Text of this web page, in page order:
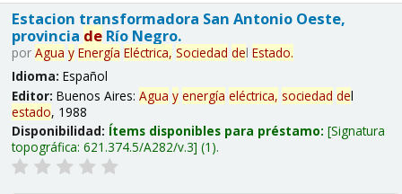
Estacion transformadora San Antonio Oeste,
provincia deRío Negro.
por Agua y Energía Eléctrica, Sociedad del Estado.
Idioma: Español
Editor: Buenos Aires: Agua y energía eléctrica, sociedad del
estado, 1988
Disponibilidad: Ítems disponibles para préstamo: Signatura
topográfica: 621.374.5/A282/v.3 (1).